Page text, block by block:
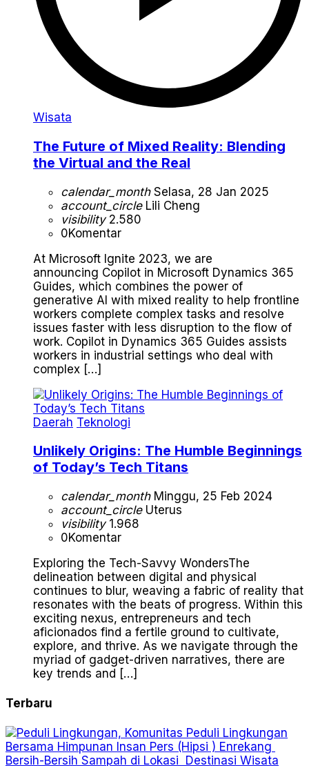
Wisata
The Future of Mixed Reality: Blending
the Virtual and the Real
calendar_monthSelasa, 28 Jan 2025
account_circleLili Cheng
visibility2.580
0Komentar
At Microsoft Ignite 2023, we are
announcing Copilot in Microsoft Dynamics 365
Guides, which combines the power of
generative AI with mixed reality to help frontline
workers complete complex tasks and resolve
issues faster with less disruption to the flow of
work. Copilot in Dynamics 365 Guides assists
workers in industrial settings who deal with
complex […]
Daerah Teknologi
Unlikely Origins: The Humble Beginnings
of Today’s Tech Titans
calendar_monthMinggu, 25 Feb 2024
account_circleUterus
visibility1.968
0Komentar
Exploring the Tech-Savvy WondersThe
delineation between digital and physical
continues to blur, weaving a fabric of reality that
resonates with the beats of progress. Within this
exciting nexus, entrepreneurs and tech
aficionados find a fertile ground to cultivate,
explore, and thrive. As we navigate through the
myriad of gadget-driven narratives, there are
key trends and […]
Terbaru